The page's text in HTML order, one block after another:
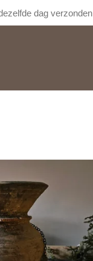
dag verzonden